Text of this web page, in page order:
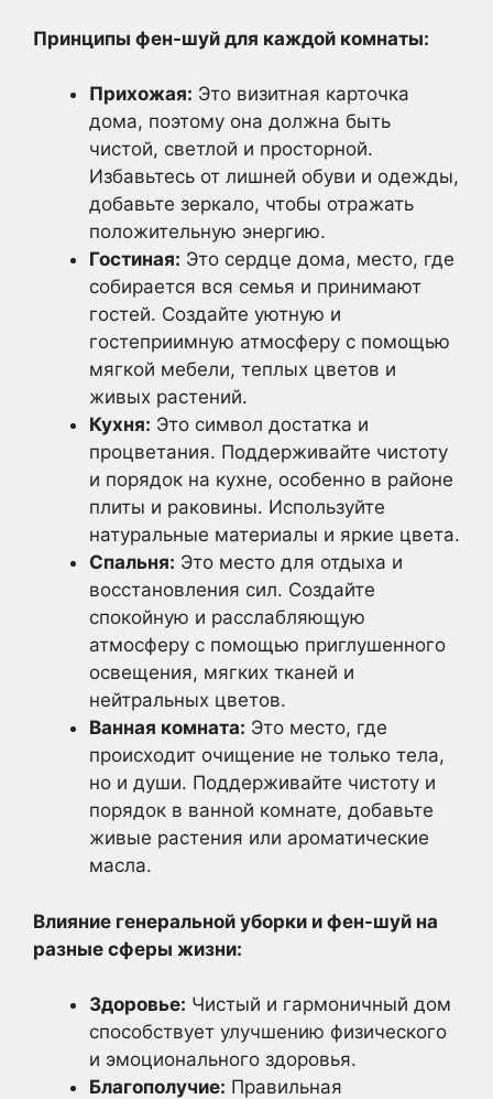
Принципы фен-шуй для каждой комнаты:
Прихожая: Это визитная карточка
дома, поэтому она должна быть
чистой, светлой и просторной.
Избавьтесь от лишней обуви и одежды,
добавьте зеркало, чтобы отражать
положительную энергию.
Гостиная: Это сердце дома, место, где
собирается вся семья и принимают
гостей. Создайте уютную и
гостеприимную атмосферу с помощью
мягкой мебели, теплых цветов и
живых растений.
Кухня: Это символ достатка и
процветания. Поддерживайте чистоту
и порядок на кухне, особенно в районе
плиты и раковины. Используйте
натуральные материалы и яркие цвета.
Спальня: Это место для отдыха и
восстановления сил. Создайте
спокойную и расслабляющую
атмосферу с помощью приглушенного
освещения, мягких тканей и
нейтральных цветов.
Ванная комната: Это место, где
происходит очищение не только тела,
но и души. Поддерживайте чистоту и
порядок в ванной комнате, добавьте
живые растения или ароматические
масла.
Влияние генеральной уборки и фен-шуй на
разные сферы жизни:
Здоровье: Чистый и гармоничный дом
способствует улучшению физического
и эмоционального здоровья.
Благополучие: Правильная